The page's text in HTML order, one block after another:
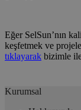
Eğer SelSun’nın
keşfetmek ve
tıklayarak bizimle
Kurumsal